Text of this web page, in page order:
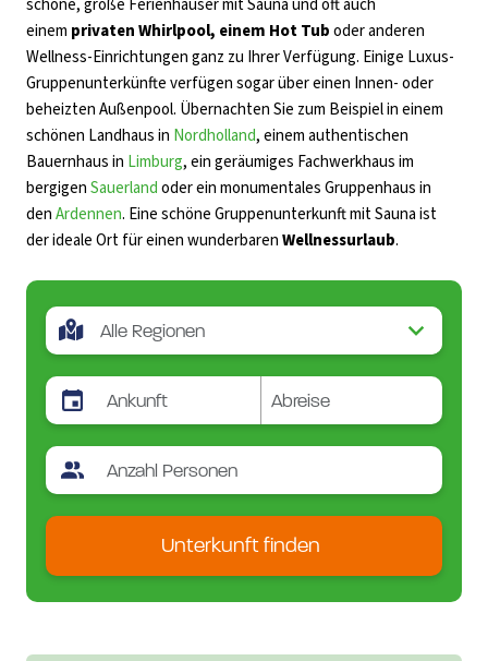
schöne, große Ferienhäuser mit Sauna und oft auch
einem privaten Whirlpool, einem Hot Tuboder anderen
Wellness-Einrichtungen ganz zu Ihrer Verfügung. Einige Luxus-
Gruppenunterkünfte verfügen sogar über einen Innen- oder
beheizten Außenpool. Übernachten Sie zum Beispiel in einem
schönen Landhaus in Nordholland, einem authentischen
Bauernhaus in Limburg, ein geräumiges Fachwerkhaus im
bergigenSauerlandoder ein monumentales Gruppenhaus in
denArdennen. Eine schöne Gruppenunterkunft mit Sauna ist
der ideale Ort für einen wunderbarenWellnessurlaub.
Unterkunft finden